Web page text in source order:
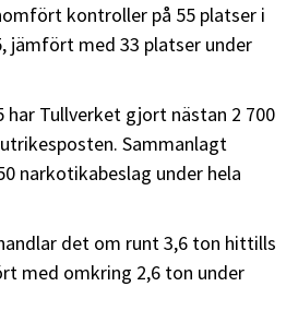
kontroller på 55 platser i
jämfört med 33 platser under
har Tullverket gjort nästan 2 700
Sammanlagt
narkotikabeslag under hela
det om runt 3,6 ton hittills
med omkring 2,6 ton under